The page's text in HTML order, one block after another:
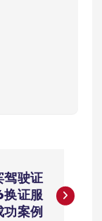
驾驶证
证服
功案例